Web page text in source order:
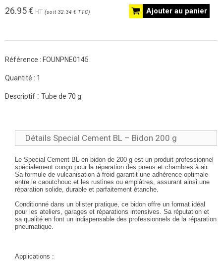
Ajouter au panier
26.95€ HT (soit 32.34 € TTC)
Référence : FOUNPNE0145
Quantité : 1
Descriptif : Tube de 70 g
Détails Special Cement BL – Bidon 200 g
Le Special Cement BL en bidon de 200 g est un produit professionnel
spécialement conçu pour la réparation des pneus et chambres à air.
Sa formule de vulcanisation à froid garantit une adhérence optimale
entre le caoutchouc et les rustines ou emplâtres, assurant ainsi une
réparation solide, durable et parfaitement étanche.
Conditionné dans un blister pratique, ce bidon offre un format idéal
pour les ateliers, garages et réparations intensives. Sa réputation et
sa qualité en font un indispensable des professionnels de la réparation
pneumatique.
Applications :